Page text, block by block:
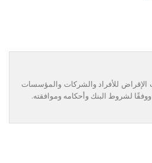
الإقراض للأفراد والشركات والمؤسسات
ووفقًا لشروط البنك وأحكامه وموافقته.